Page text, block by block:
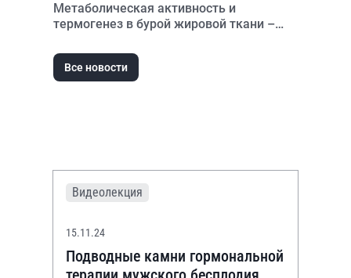
Метаболическая активность и
термогенез в бурой жировой ткани –
статуса
Все новости
Видеолекция
15.11.24
Подводные камни гормональной